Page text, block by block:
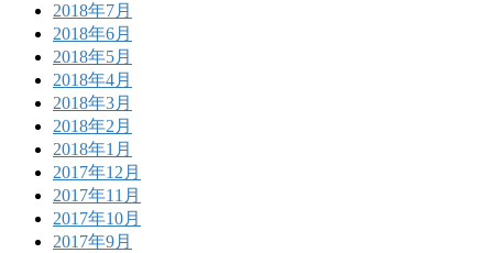
2018年7月
2018年6月
2018年5月
2018年4月
2018年3月
2018年2月
2018年1月
2017年12月
2017年11月
2017年10月
2017年9月